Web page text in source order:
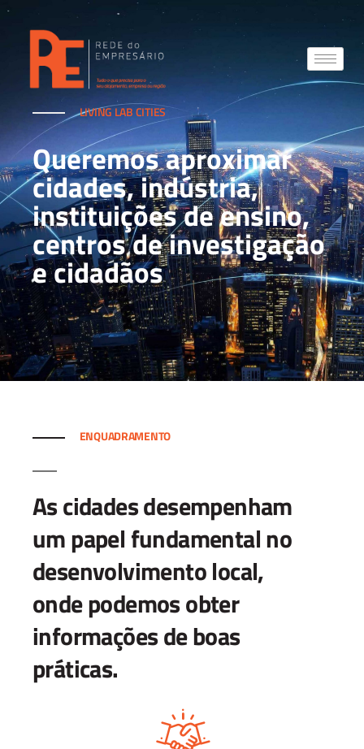
LIVING LAB CITIES
Queremos aproximar
cidades, indústria,
instituições de ensino,
centros de investigação
e cidadãos
ENQUADRAMENTO
As cidades desempenham
um papel fundamental no
desenvolvimento local,
onde podemos obter
informações de boas
práticas.